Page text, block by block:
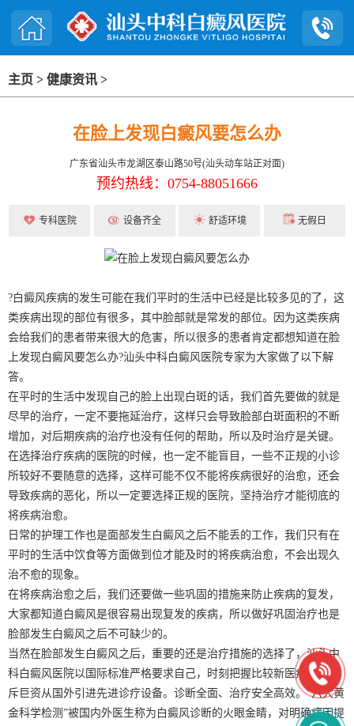
主页 > 健康资讯 >
在脸上发现白癜风要怎么办
广东省汕头市龙湖区泰山路50号(汕头动车站正对面)
预约热线：0754-88051666
专科医院 设备齐全 舒适环境 无假日
?白癜风疾病的发生可能在我们平时的生活中已经是比较多见的了，这
类疾病出现的部位有很多，其中脸部就是常发的部位。因为这类疾病
会给我们的患者带来很大的危害，所以很多的患者肯定都想知道在脸
上发现白癜风要怎么办?汕头中科白癜风医院专家为大家做了以下解
答。
在平时的生活中发现自己的脸上出现白斑的话，我们首先要做的就是
尽早的治疗，一定不要拖延治疗，这样只会导致脸部白斑面积的不断
增加，对后期疾病的治疗也没有任何的帮助，所以及时治疗是关键。
在选择治疗疾病的医院的时候，也一定不能盲目，一些不正规的小诊
所较好不要随意的选择，这样可能不仅不能将疾病很好的治愈，还会
导致疾病的恶化，所以一定要选择正规的医院，坚持治疗才能彻底的
将疾病治愈。
日常的护理工作也是面部发生白癜风之后不能丢的工作，我们只有在
平时的生活中饮食等方面做到位才能及时的将疾病治愈，不会出现久
治不愈的现象。
在将疾病治愈之后，我们还要做一些巩固的措施来防止疾病的复发，
大家都知道白癜风是很容易出现复发的疾病，所以做好巩固治疗也是
脸部发生白癜风之后不可缺少的。
当然在脸部发生白癜风之后，重要的还是治疗措施的选择了，汕头中
科白癜风医院以国际标准严格要求自己，时刻把握比较新医疗动态，
斥巨资从国外引进先进诊疗设备。诊断全面、治疗安全高效。“六大黄
金科学检测”被国内外医生称为白癜风诊断的火眼金睛，对明确病因提